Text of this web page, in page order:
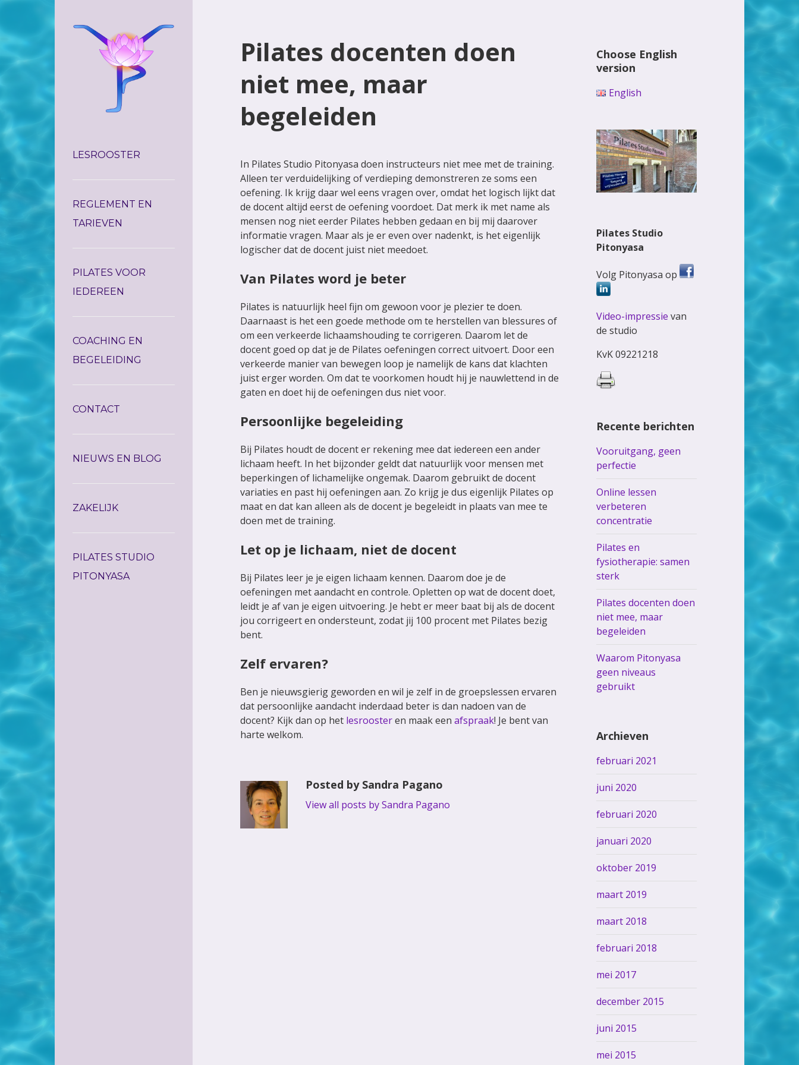
LESROOSTER
REGLEMENT EN
TARIEVEN
PILATES VOOR
IEDEREEN
COACHING EN
BEGELEIDING
CONTACT
NIEUWS EN BLOG
ZAKELIJK
PILATES STUDIO
PITONYASA
Pilates docenten doen
niet mee, maar
begeleiden
In Pilates Studio Pitonyasa doen instructeurs niet mee met de training.
Alleen ter verduidelijking of verdieping demonstreren ze soms een
oefening. Ik krijg daar wel eens vragen over, omdat het logisch lijkt dat
de docent altijd eerst de oefening voordoet. Dat merk ik met name als
mensen nog niet eerder Pilates hebben gedaan en bij mij daarover
informatie vragen. Maar als je er even over nadenkt, is het eigenlijk
logischer dat de docent juist niet meedoet.
Van Pilates word je beter
Pilates is natuurlijk heel fijn om gewoon voor je plezier te doen.
Daarnaast is het een goede methode om te herstellen van blessures of
om een verkeerde lichaamshouding te corrigeren. Daarom let de
docent goed op dat je de Pilates oefeningen correct uitvoert. Door een
verkeerde manier van bewegen loop je namelijk de kans dat klachten
juist erger worden. Om dat te voorkomen houdt hij je nauwlettend in de
gaten en doet hij de oefeningen dus niet voor.
Persoonlijke begeleiding
Bij Pilates houdt de docent er rekening mee dat iedereen een ander
lichaam heeft. In het bijzonder geldt dat natuurlijk voor mensen met
beperkingen of lichamelijke ongemak. Daarom gebruikt de docent
variaties en past hij oefeningen aan. Zo krijg je dus eigenlijk Pilates op
maat en dat kan alleen als de docent je begeleidt in plaats van mee te
doen met de training.
Let op je lichaam, niet de docent
Bij Pilates leer je je eigen lichaam kennen. Daarom doe je de
oefeningen met aandacht en controle. Opletten op wat de docent doet,
leidt je af van je eigen uitvoering. Je hebt er meer baat bij als de docent
jou corrigeert en ondersteunt, zodat jij 100 procent met Pilates bezig
bent.
Zelf ervaren?
Ben je nieuwsgierig geworden en wil je zelf in de groepslessen ervaren
dat persoonlijke aandacht inderdaad beter is dan nadoen van de
docent? Kijk dan op het lesroosteren maak een afspraak! Je bent van
harte welkom.
Posted by Sandra Pagano
View all posts by Sandra Pagano
Choose English
version
English
Pilates Studio
Pitonyasa
Volg Pitonyasa op
Video-impressie van
de studio
KvK 09221218
Recente berichten
Vooruitgang, geen
perfectie
Online lessen
verbeteren
concentratie
Pilates en
fysiotherapie: samen
sterk
Pilates docenten doen
niet mee, maar
begeleiden
Waarom Pitonyasa
geen niveaus
gebruikt
Archieven
februari 2021
juni 2020
februari 2020
januari 2020
oktober 2019
maart 2019
maart 2018
februari 2018
mei 2017
december 2015
juni 2015
mei 2015